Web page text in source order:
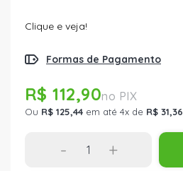
Clique e veja!
Formas de Pagamento
R$ 112,90
Ou R$ 125,44 em até 4x de R$ 31,36
- +